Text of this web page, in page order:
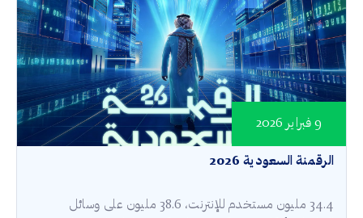
الرقمنة السعودية 2026
9 فبراير 2026
34.4 مليون مستخدم للإنترنت، 38.6 مليون على وسائل